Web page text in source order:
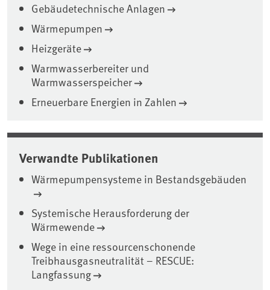
Gebäudetechnische Anlagen
Wärmepumpen
Heizgeräte
Warmwasserbereiter und
Warmwasserspeicher
Erneuerbare Energien in Zahlen
Verwandte Publikationen
Wärmepumpensysteme in Bestandsgebäuden
Systemische Herausforderung der
Wärmewende
Wege in eine ressourcenschonende
Treibhausgasneutralität – RESCUE:
Langfassung